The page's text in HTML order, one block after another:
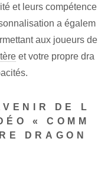
et leurs compétence
a égalem
aux joueurs de
et votre propre dra
DE L
« COMM
DRAGON